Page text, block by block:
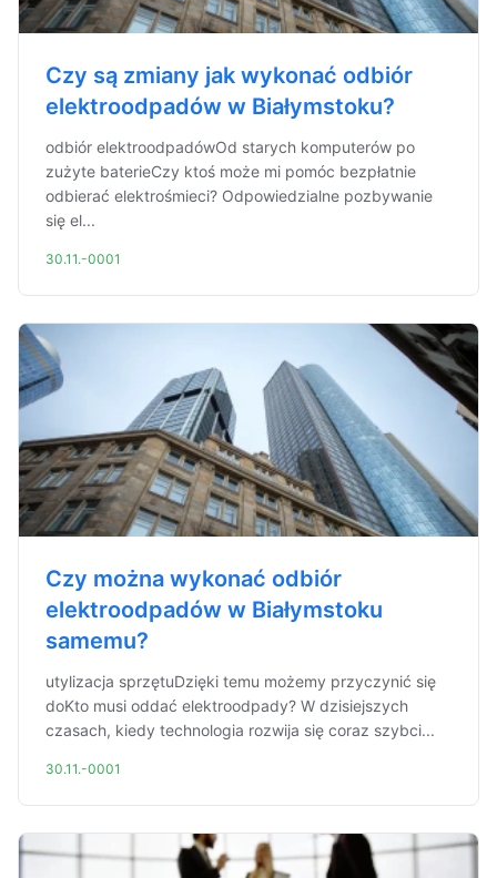
Czy są zmiany jak wykonać odbiór
elektroodpadów w Białymstoku?
odbiór elektroodpadówOd starych komputerów po
zużyte baterieCzy ktoś może mi pomóc bezpłatnie
odbierać elektrośmieci? Odpowiedzialne pozbywanie
się el...
30.11.-0001
Czy można wykonać odbiór
elektroodpadów w Białymstoku
samemu?
utylizacja sprzętuDzięki temu możemy przyczynić się
doKto musi oddać elektroodpady? W dzisiejszych
czasach, kiedy technologia rozwija się coraz szybci...
30.11.-0001